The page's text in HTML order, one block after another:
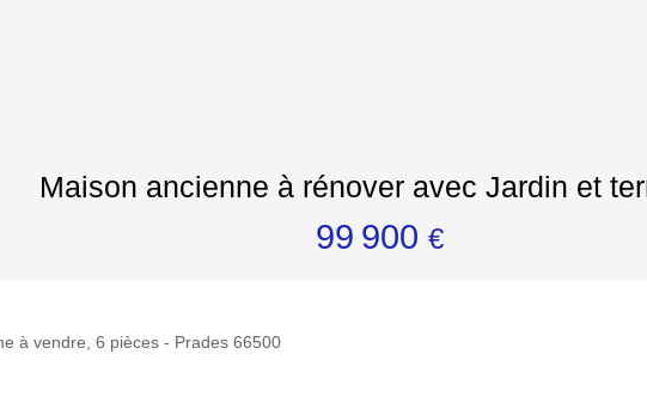
Maison ancienne à rénover avec Jardin et
99 900 €
à vendre, 6 pièces - Prades 66500